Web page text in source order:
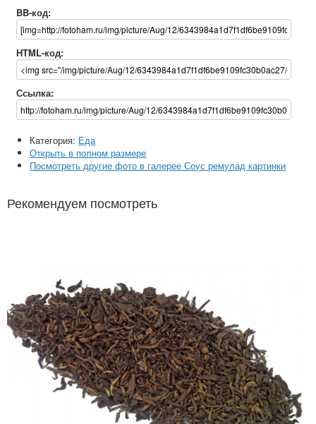
BB-код:
HTML-код:
Ссылка:
Категория: Еда
Открыть в полном размере
Посмотреть другие фото в галерее Соус ремулад картинки
Рекомендуем посмотреть